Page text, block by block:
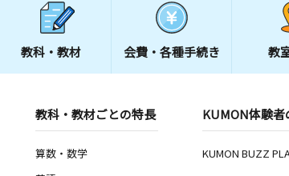
教科・教材 会費・ 各種手続き 教
教科・教材ごとの特長
算数・数学
KUMON体験者
KUMON BUZZ